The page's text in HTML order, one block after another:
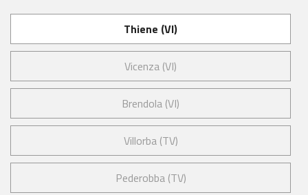
Thiene (VI)
Vicenza (VI)
Brendola (VI)
Villorba (TV)
Pederobba (TV)